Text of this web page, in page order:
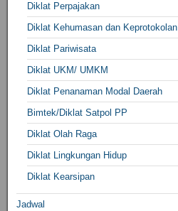
Diklat Perpajakan
Diklat Kehumasan dan Keprotokolan
Diklat Pariwisata
Diklat UKM/ UMKM
Diklat Penanaman Modal Daerah
Bimtek/Diklat Satpol PP
Diklat Olah Raga
Diklat Lingkungan Hidup
Diklat Kearsipan
Jadwal